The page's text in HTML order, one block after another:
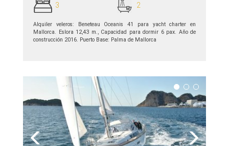
3 2
Alquiler veleros: Beneteau Oceanis 41 para yacht charter en
Mallorca. Eslora 12,43 m., Capacidad para dormir 6 pax. Año de
construcción 2016. Puerto Base: Palma de Mallorca